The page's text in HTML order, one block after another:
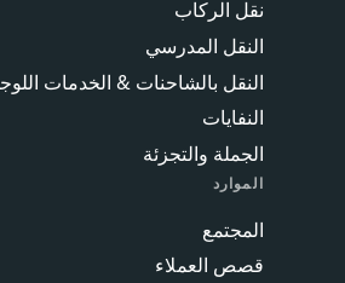
نقل الركاب
النقل المدرسي
النقل بالشاحنات & الخدمات اللوجستية
النفايات
الجملة والتجزئة
الموارد
المجتمع
قصص العملاء